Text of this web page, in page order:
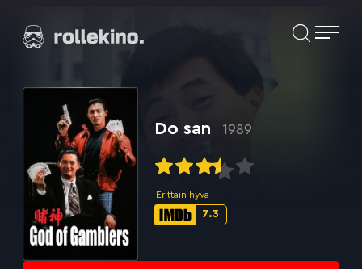
suoraan
Elokuvat ja elokuva-arviot | Rollekino.fi
jälkeen.
Do san 1989
Erittäin hyvä
IMDb-
7.3